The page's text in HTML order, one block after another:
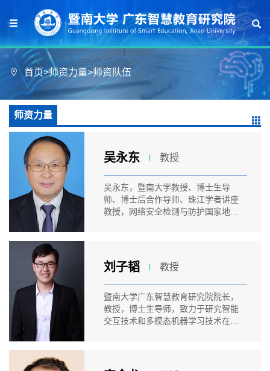
首页>师资力量>师资队伍
师资力量
吴永东 l 教授
吴永东，暨南大学教授、博士生导
师、博士后合作导师、珠江学者讲座
教授，网络安全检测与防护国家地方
刘子韬 l 教授
暨南大学广东智慧教育研究院院长，
教授，博士生导师，致力于研究智能
交互技术和多模态机器学习技术在教